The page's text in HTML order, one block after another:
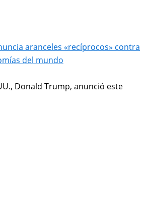
aranceles «recíprocos» contra
del mundo
Donald Trump, anunció este